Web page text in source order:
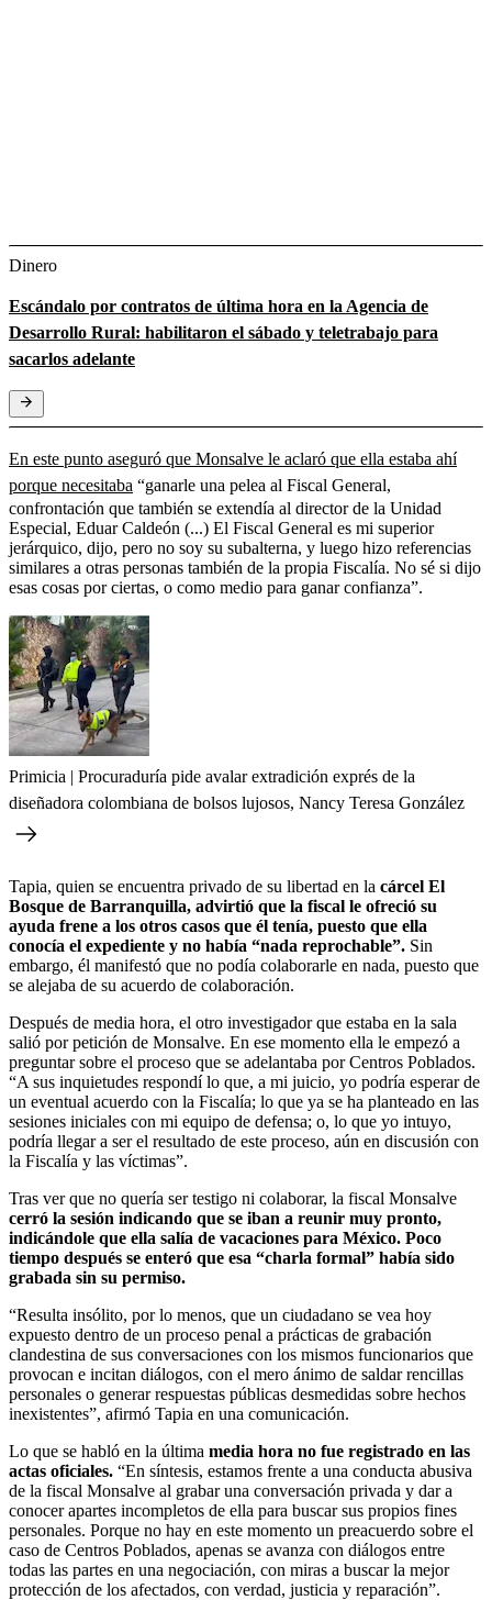
Dinero
Escándalo por contratos de última hora en la Agencia de
Desarrollo Rural: habilitaron el sábado y teletrabajo para
sacarlos adelante
En este punto aseguró que Monsalve le aclaró que ella estaba ahí
porque necesitaba “ganarle una pelea al Fiscal General,
confrontación que también se extendía al director de la Unidad
Especial, Eduar Caldeón (...) El Fiscal General es mi superior
jerárquico, dijo, pero no soy su subalterna, y luego hizo referencias
similares a otras personas también de la propia Fiscalía. No sé si dijo
esas cosas por ciertas, o como medio para ganar confianza”.
Primicia | Procuraduría pide avalar extradición exprés de la
diseñadora colombiana de bolsos lujosos, Nancy Teresa González
Tapia, quien se encuentra privado de su libertad en la cárcel El
Bosque de Barranquilla, advirtió que la fiscal le ofreció su
ayuda frene a los otros casos que él tenía, puesto que ella
conocía el expediente y no había “nada reprochable”. Sin
embargo, él manifestó que no podía colaborarle en nada, puesto que
se alejaba de su acuerdo de colaboración.
Después de media hora, el otro investigador que estaba en la sala
salió por petición de Monsalve. En ese momento ella le empezó a
preguntar sobre el proceso que se adelantaba por Centros Poblados.
“A sus inquietudes respondí lo que, a mi juicio, yo podría esperar de
un eventual acuerdo con la Fiscalía; lo que ya se ha planteado en las
sesiones iniciales con mi equipo de defensa; o, lo que yo intuyo,
podría llegar a ser el resultado de este proceso, aún en discusión con
la Fiscalía y las víctimas”.
Tras ver que no quería ser testigo ni colaborar, la fiscal Monsalve
cerró la sesión indicando que se iban a reunir muy pronto,
indicándole que ella salía de vacaciones para México. Poco
tiempo después se enteró que esa “charla formal” había sido
grabada sin su permiso.
“Resulta insólito, por lo menos, que un ciudadano se vea hoy
expuesto dentro de un proceso penal a prácticas de grabación
clandestina de sus conversaciones con los mismos funcionarios que
provocan e incitan diálogos, con el mero ánimo de saldar rencillas
personales o generar respuestas públicas desmedidas sobre hechos
inexistentes”, afirmó Tapia en una comunicación.
Lo que se habló en la última media hora no fue registrado en las
actas oficiales. “En síntesis, estamos frente a una conducta abusiva
de la fiscal Monsalve al grabar una conversación privada y dar a
conocer apartes incompletos de ella para buscar sus propios fines
personales. Porque no hay en este momento un preacuerdo sobre el
caso de Centros Poblados, apenas se avanza con diálogos entre
todas las partes en una negociación, con miras a buscar la mejor
protección de los afectados, con verdad, justicia y reparación”.